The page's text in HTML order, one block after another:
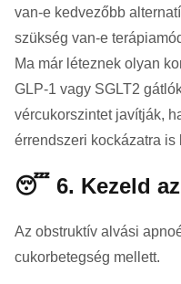
van-e kedvezőbb
szükség van-e
Ma már léteznek olyan
GLP-1 vagy SGLT2
vércukorszintet javítják,
érrendszeri kockázatra is
😴 6. Kezeld
Az obstruktív alvási
cukorbetegség mellett.